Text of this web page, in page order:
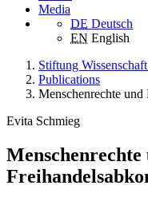
Media
DE Deutsch
EN English
Stiftung
Publications
Menschenrechte
Evita Schmieg